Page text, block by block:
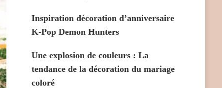
Inspiration décoration d’anniversaire
K-Pop Demon Hunters
Une explosion de couleurs : La
tendance de la décoration du mariage
coloré